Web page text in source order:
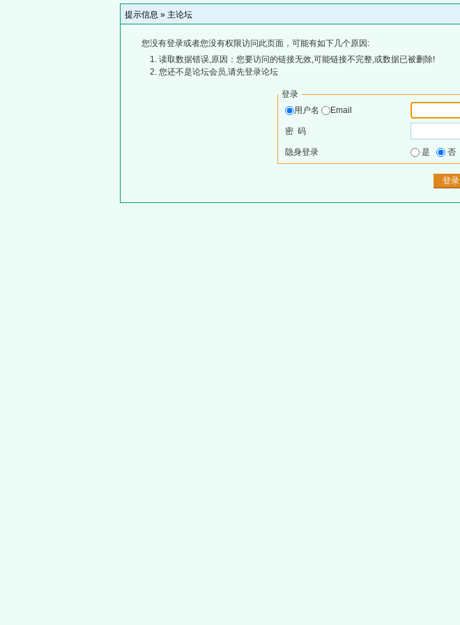
提示信息 » 主论坛
您没有登录或者您没有权限访问此页面，可能有如下几个原因:
读取数据错误,原因：您要访问的链接无效,可能链接不完整,或数据已被删除!
您还不是论坛会员,请先登录论坛
登录
用户名
Email
密 码
隐身登录 是 否